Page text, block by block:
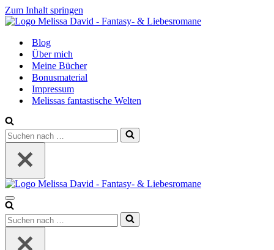
Zum Inhalt springen
Blog
Über mich
Meine Bücher
Bonusmaterial
Impressum
Melissas fantastische Welten
Suchen
nach …
Navigationsmenü
Suchen
nach …